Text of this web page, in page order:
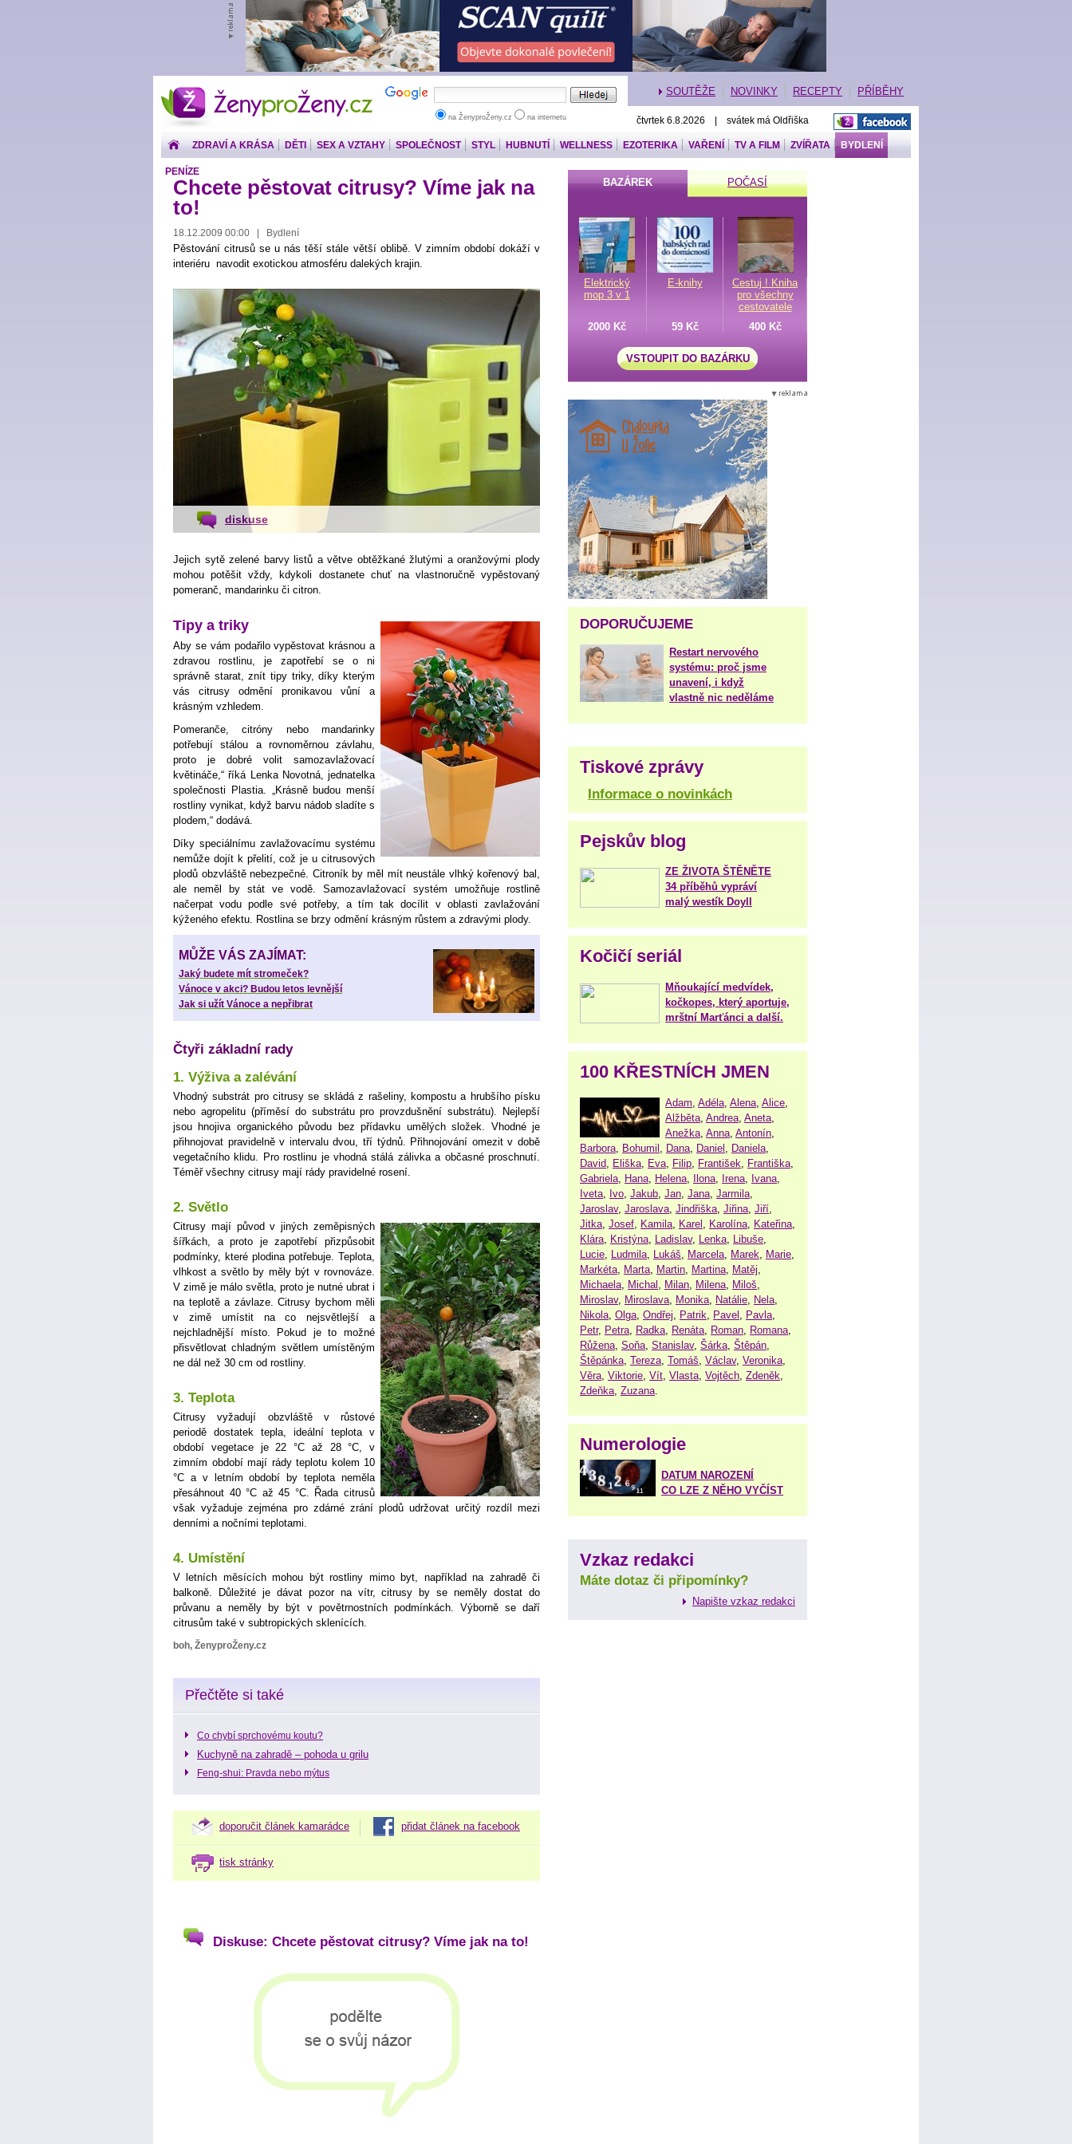
ŽenyproŽeny.cz
na ŽenyproŽeny.cz na internetu
SOUTĚŽE NOVINKY RECEPTY PŘÍBĚHY
čtvrtek 6.8.2026 | svátek má Oldřiška
ZDRAVÍ A KRÁSA DĚTI SEX A VZTAHY SPOLEČNOST STYL HUBNUTÍ WELLNESS EZOTERIKA VAŘENÍ TV A FILM ZVÍŘATA BYDLENÍ
PENÍZE
Chcete pěstovat citrusy? Víme jak na
to!
18.12.2009 00:00 | Bydlení
Pěstování citrusů se u nás těší stále větší oblibě. V zimním období dokáží v
interiéru navodit exotickou atmosféru dalekých krajin.
diskuse
Jejich sytě zelené barvy listů a větve obtěžkané žlutými a oranžovými plody
mohou potěšit vždy, kdykoli dostanete chuť na vlastnoručně vypěstovaný
pomeranč, mandarinku či citron.
Tipy a triky
Aby se vám podařilo vypěstovat krásnou a
zdravou rostlinu, je zapotřebí se o ni
správně starat, znít tipy triky, díky kterým
vás citrusy odmění pronikavou vůní a
krásným vzhledem.
Pomeranče, citróny nebo mandarinky
potřebují stálou a rovnoměrnou závlahu,
proto je dobré volit samozavlažovací
květináče,“ říká Lenka Novotná, jednatelka
společnosti Plastia. „Krásně budou menší
rostliny vynikat, když barvu nádob sladíte s
plodem,“ dodává.
Díky speciálnímu zavlažovacímu systému
nemůže dojít k přelití, což je u citrusových
plodů obzvláště nebezpečné. Citroník by měl mít neustále vlhký kořenový bal,
ale neměl by stát ve vodě. Samozavlažovací systém umožňuje rostlině
načerpat vodu podle své potřeby, a tím tak docílit v oblasti zavlažování
kýženého efektu. Rostlina se brzy odmění krásným růstem a zdravými plody.
MŮŽE VÁS ZAJÍMAT:
Jaký budete mít stromeček?
Vánoce v akci? Budou letos levnější
Jak si užít Vánoce a nepřibrat
Čtyři základní rady
1. Výživa a zalévání
Vhodný substrát pro citrusy se skládá z rašeliny, kompostu a hrubšího písku
nebo agropelitu (příměsí do substrátu pro provzdušnění substrátu). Nejlepší
jsou hnojiva organického původu bez přídavku umělých složek. Vhodné je
přihnojovat pravidelně v intervalu dvou, tří týdnů. Přihnojování omezit v době
vegetačního klidu. Pro rostlinu je vhodná stálá zálivka a občasné proschnutí.
Téměř všechny citrusy mají rády pravidelné rosení.
2. Světlo
Citrusy mají původ v jiných zeměpisných
šířkách, a proto je zapotřebí přizpůsobit
podmínky, které plodina potřebuje. Teplota,
vlhkost a světlo by měly být v rovnováze.
V zimě je málo světla, proto je nutné ubrat i
na teplotě a závlaze. Citrusy bychom měli
v zimě umístit na co nejsvětlejší a
nejchladnější místo. Pokud je to možné
přisvětlovat chladným světlem umístěným
ne dál než 30 cm od rostliny.
3. Teplota
Citrusy vyžadují obzvláště v růstové
periodě dostatek tepla, ideální teplota v
období vegetace je 22 °C až 28 °C, v
zimním období mají rády teplotu kolem 10
°C a v letním období by teplota neměla
přesáhnout 40 °C až 45 °C. Řada citrusů
však vyžaduje zejména pro zdárné zrání plodů udržovat určitý rozdíl mezi
denními a nočními teplotami.
4. Umístění
V letních měsících mohou být rostliny mimo byt, například na zahradě či
balkoně. Důležité je dávat pozor na vítr, citrusy by se neměly dostat do
průvanu a neměly by být v povětrnostních podmínkách. Výborně se daří
citrusům také v subtropických sklenících.
boh, ŽenyproŽeny.cz
Přečtěte si také
Co chybí sprchovému koutu?
Kuchyně na zahradě – pohoda u grilu
Feng-shui: Pravda nebo mýtus
doporučit článek kamarádce přidat článek na facebook
tisk stránky
Diskuse: Chcete pěstovat citrusy? Víme jak na to!
BAZÁREK POČASÍ
Elektrický
mop 3 v 1
E-knihy
Cestuj ! Kniha
pro všechny
cestovatele
2000 Kč
59 Kč 400 Kč
VSTOUPIT DO BAZÁRKU
DOPORUČUJEME
Restart nervového
systému: proč jsme
unavení, i když
vlastně nic neděláme
Tiskové zprávy
Informace o novinkách
Pejskův blog
ZE ŽIVOTA ŠTĚNĚTE
34 příběhů vypráví
malý westík Doyll
Kočičí seriál
Mňoukající medvídek,
kočkopes, který aportuje,
mrštní Marťánci a další.
100 KŘESTNÍCH JMEN
Adam Adéla Alena Alice
Alžběta Andrea Aneta
Anežka Anna Antonín
Barbora Bohumil Dana Daniel Daniela
David Eliška Eva Filip František Františka
Gabriela Hana Helena Ilona Irena Ivana
Iveta Ivo Jakub Jan Jana Jarmila
Jaroslav, Jaroslava Jindřiška Jiřina Jiří
Jitka Josef Kamila Karel Karolína Kateřina
Klára Kristýna Ladislav, Lenka Libuše
Lucie Ludmila Lukáš Marcela Marek Marie
Markéta Marta Martin Martina Matěj
Michaela Michal Milan Milena Miloš
Miroslav, Miroslava Monika Natálie Nela
Nikola Olga Ondřej Patrik Pavel Pavla
Petr, Petra Radka Renáta Roman Romana
Růžena Soňa Stanislav, Šárka Štěpán
Štěpánka Tereza Tomáš Václav, Veronika
Věra Viktorie Vít Vlasta Vojtěch Zdeněk
Zdeňka Zuzana
Numerologie
DATUM NAROZENÍ
CO LZE Z NĚHO VYČÍST
Vzkaz redakci
Máte dotaz či připomínky?
Napište vzkaz redakci